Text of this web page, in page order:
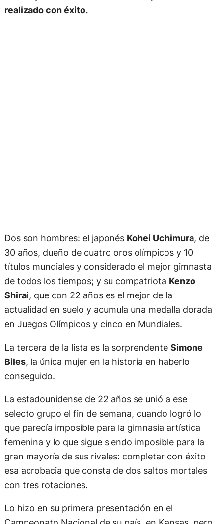
realizado con éxito.
Dos son hombres: el japonés Kohei Uchimura, de
30 años, dueño de cuatro oros olímpicos y 10
títulos mundiales y considerado el mejor gimnasta
de todos los tiempos; y su compatriota Kenzo
Shirai, que con 22 años es el mejor de la
actualidad en suelo y acumula una medalla dorada
en Juegos Olímpicos y cinco en Mundiales.
La tercera de la lista es la sorprendente Simone
Biles, la única mujer en la historia en haberlo
conseguido.
La estadounidense de 22 años se unió a ese
selecto grupo el fin de semana, cuando logró lo
que parecía imposible para la gimnasia artística
femenina y lo que sigue siendo imposible para la
gran mayoría de sus rivales: completar con éxito
esa acrobacia que consta de dos saltos mortales
con tres rotaciones.
Lo hizo en su primera presentación en el